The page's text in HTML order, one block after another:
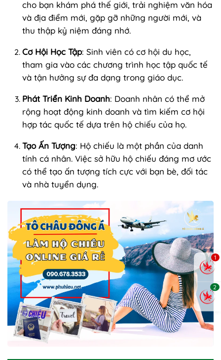
cho bạn khám phá thế giới, trải nghiệm văn hóa
và địa điểm mới, gặp gỡ những người mới, và
thu thập kỷ niệm đáng nhớ.
Cơ Hội Học Tập: Sinh viên có cơ hội du học,
tham gia vào các chương trình học tập quốc tế
và tận hưởng sự đa dạng trong giáo dục.
Phát Triển Kinh Doanh: Doanh nhân có thể mở
rộng hoạt động kinh doanh và tìm kiếm cơ hội
hợp tác quốc tế dựa trên hộ chiếu của họ.
Tạo Ấn Tượng: Hộ chiếu là một phần của danh
tính cá nhân. Việc sở hữu hộ chiếu đáng mơ ước
có thể tạo ấn tượng tích cực với bạn bè, đối tác
và nhà tuyển dụng.
1
2